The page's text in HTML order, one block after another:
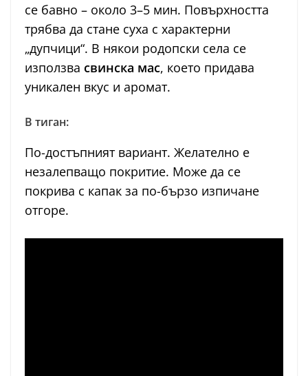
се бавно – около 3–5 мин. Повърхността
трябва да стане суха с характерни
„дупчици“. В някои родопски села се
използва свинска мас, което придава
уникален вкус и аромат.
В тиган:
По-достъпният вариант. Желателно е
незалепващо покритие. Може да се
покрива с капак за по-бързо изпичане
отгоре.